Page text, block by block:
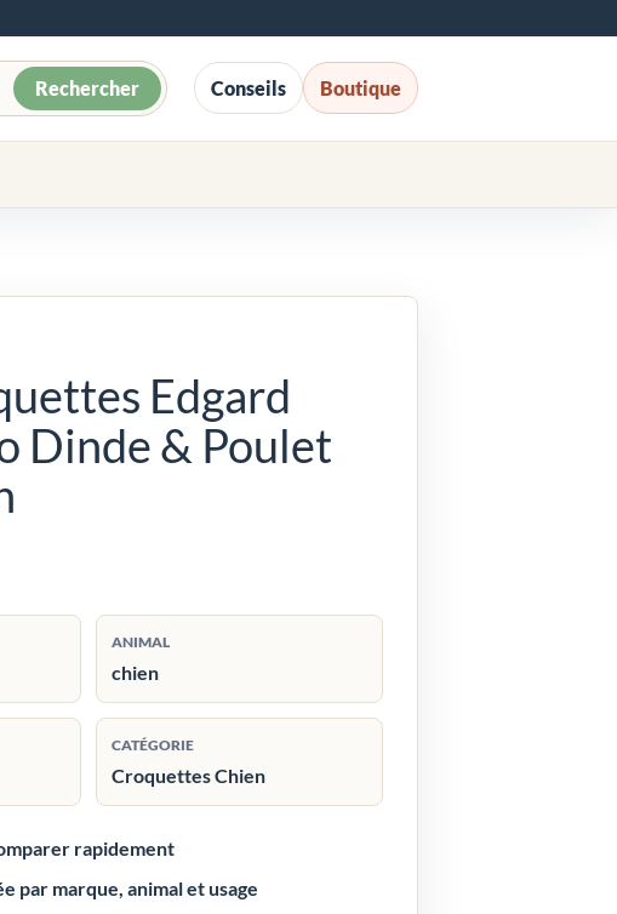
Rechercher Conseils Boutique
Edgard
Dinde & Poulet
ANIMAL
chien
CATÉGORIE
Croquettes Chien
rapidement
par marque, animal et usage